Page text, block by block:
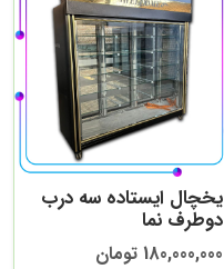
یخچال ایستاده سه درب
دوطرف نما
180,000,000 تومان